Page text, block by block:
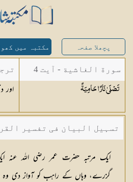
پچھلا صفحہ مکتبہ میں
سورة الغاشية - آیت 4
تَصْلَىٰ نَارًاحَامِيَةً اور
تسہیل البیان فی تفسیر
شکیلہ بنت میاں فضل حسین
ایك مرتبہ حضرت عمر رضی اللہ
گزرے، وہاں كے راہب كو آواز دی وہ